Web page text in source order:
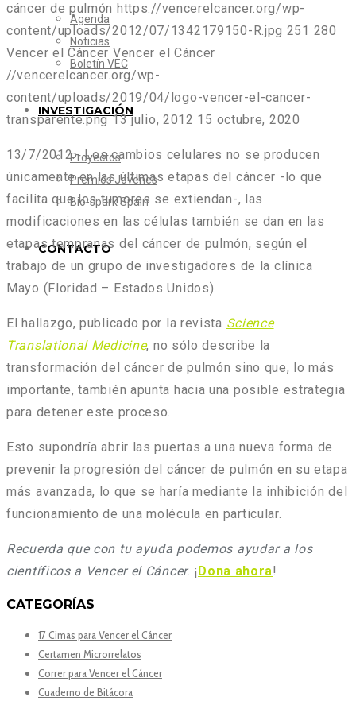
Agenda
Noticias
Boletín VEC
INVESTIGACIÓN
Proyectos
Premios Jóvenes
Bio-spark Spain
CONTACTO
cáncer de pulmón https://vencerelcancer.org/wp-
content/uploads/2012/07/1342179150-R.jpg 251 280
Vencer el Cáncer Vencer el Cáncer
//vencerelcancer.org/wp-
content/uploads/2019/04/logo-vencer-el-cancer-
transparente.png 13 julio, 2012 15 octubre, 2020
13/7/2012.- Los cambios celulares no se producen
únicamente en las últimas etapas del cáncer -lo que
facilita que los tumores se extiendan-, las
modificaciones en las células también se dan en las
etapas tempranas del cáncer de pulmón, según el
trabajo de un grupo de investigadores de la clínica
Mayo (Floridad – Estados Unidos).
El hallazgo, publicado por la revista Science
Translational Medicine, no sólo describe la
transformación del cáncer de pulmón sino que, lo más
importante, también apunta hacia una posible estrategia
para detener este proceso.
Esto supondría abrir las puertas a una nueva forma de
prevenir la progresión del cáncer de pulmón en su etapa
más avanzada, lo que se haría mediante la inhibición del
funcionamiento de una molécula en particular.
Recuerda que con tu ayuda podemos ayudar a los
científicos a Vencer el Cáncer. ¡ Dona ahora!
CATEGORÍAS
17 Cimas para Vencer el Cáncer
Certamen Microrrelatos
Correr para Vencer el Cáncer
Cuaderno de Bitácora